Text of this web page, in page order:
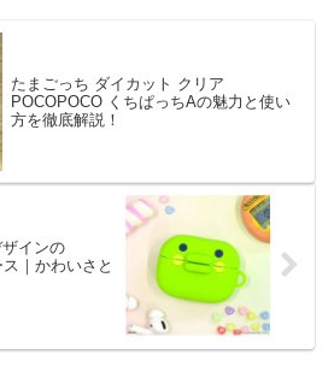
たまごっち ダイカット クリア
POCOPOCO くちぱっちAの魅力と使い
方を徹底解説！
インの
｜かわいさと